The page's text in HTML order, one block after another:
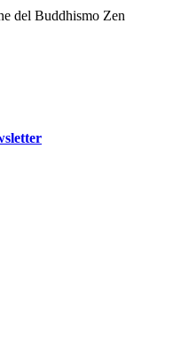
del Buddhismo Zen